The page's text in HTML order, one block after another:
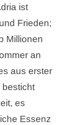
ist
Frieden;
Millionen
an
aus erster
besticht
es
Essenz